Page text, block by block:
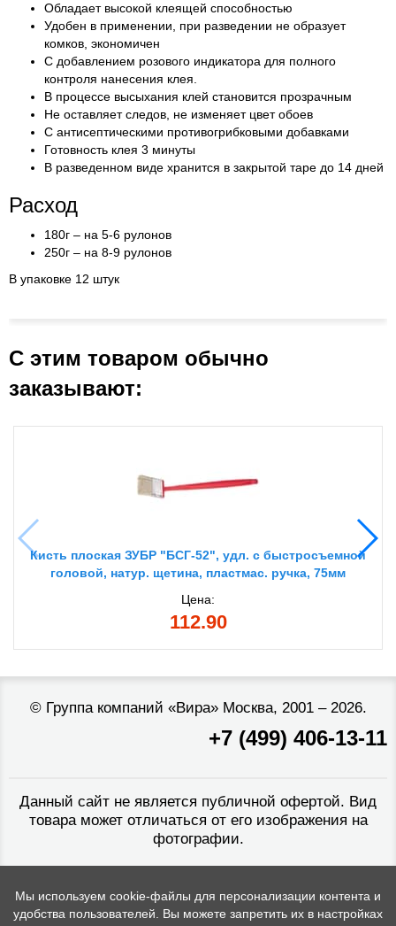
Обладает высокой клеящей способностью
Удобен в применении, при разведении не образует
комков, экономичен
С добавлением розового индикатора для полного
контроля нанесения клея.
В процессе высыхания клей становится прозрачным
Не оставляет следов, не изменяет цвет обоев
С антисептическими противогрибковыми добавками
Готовность клея 3 минуты
В разведенном виде хранится в закрытой таре до 14 дней
Расход
180г – на 5-6 рулонов
250г – на 8-9 рулонов
В упаковке 12 штук
С этим товаром обычно
заказывают:
Кисть плоская ЗУБР "БСГ-52", удл. с быстросъемной
головой, натур. щетина, пластмас. ручка, 75мм
Цена:
112.90
© Группа компаний «Вира»Москва, 2001 – 2026.
+7 (499) 406-13-11
Данный сайт не является публичной офертой. Вид
товара может отличаться от его изображения на
фотографии.
Мы используем cookie-файлы для персонализации контента и
удобства пользователей. Вы можете запретить их в настройках